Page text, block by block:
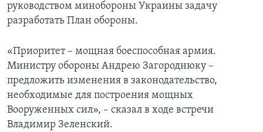
руководством минобороны Украины задачу
разработать План обороны.
«Приоритет – мощная боеспособная армия.
Министру обороны Андрею Загороднюку –
предложить изменения в законодательство,
необходимые для построения мощных
Вооруженных сил», – сказал в ходе встречи
Владимир Зеленский.